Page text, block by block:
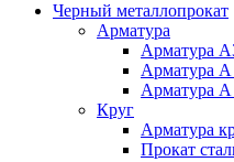
Черный металлопрокат
Арматура
Арматура
Арматура А
Арматура А
Круг
Арматура
Прокат